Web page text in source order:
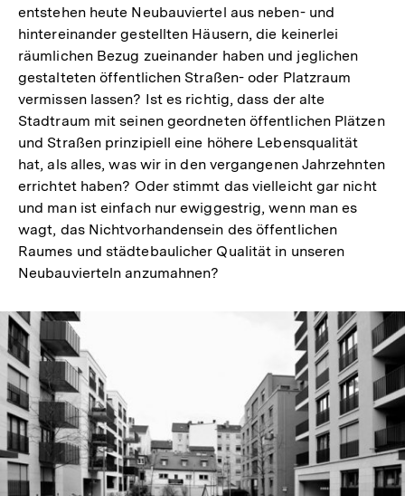
entstehen heute Neubauviertel aus neben- und
hintereinander gestellten Häusern, die keinerlei
räumlichen Bezug zueinander haben und jeglichen
gestalteten öffentlichen Straßen- oder Platzraum
vermissen lassen? Ist es richtig, dass der alte
Stadtraum mit seinen geordneten öffentlichen Plätzen
und Straßen prinzipiell eine höhere Lebensqualität
hat, als alles, was wir in den vergangenen Jahrzehnten
errichtet haben? Oder stimmt das vielleicht gar nicht
und man ist einfach nur ewiggestrig, wenn man es
wagt, das Nichtvorhandensein des öffentlichen
Raumes und städtebaulicher Qualität in unseren
Neubauvierteln anzumahnen?